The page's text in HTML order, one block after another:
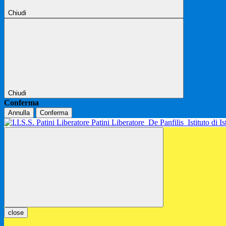
Chiudi
Chiudi
Conferma
Annulla Conferma
Patini Liberatore De Panfilis Istituto di
close